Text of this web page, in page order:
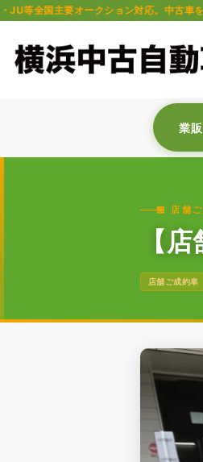
ン対応。中古車を安く買いたい・高
業
🏪 店舗
【
店舗ご成約車